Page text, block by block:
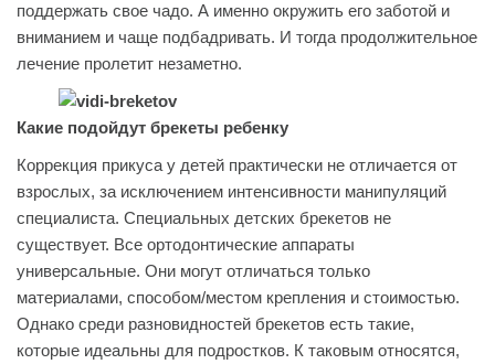
поддержать свое чадо. А именно окружить его заботой и
вниманием и чаще подбадривать. И тогда продолжительное
лечение пролетит незаметно.
Какие подойдут брекеты ребенку
Коррекция прикуса у детей практически не отличается от
взрослых, за исключением интенсивности манипуляций
специалиста. Специальных детских брекетов не
существует. Все ортодонтические аппараты
универсальные. Они могут отличаться только
материалами, способом/местом крепления и стоимостью.
Однако среди разновидностей брекетов есть такие,
которые идеальны для подростков. К таковым относятся,